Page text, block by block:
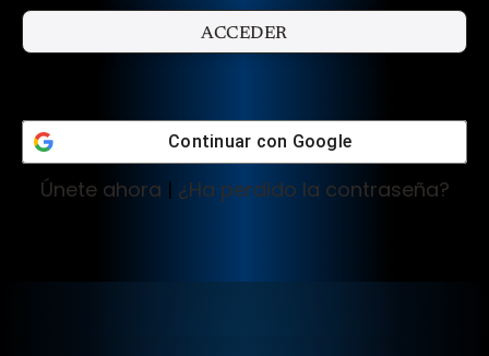
Continuar con Google
Únete ahora | ¿Ha perdido la contraseña?